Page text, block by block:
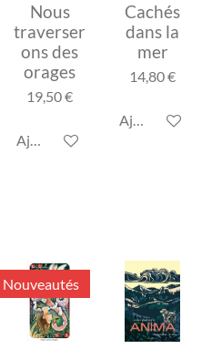
Nous
traverser
ons des
orages
19,50 €
Ajouter au panier
Cachés
dans la
mer
14,80 €
Ajouter au panier
Nouveautés